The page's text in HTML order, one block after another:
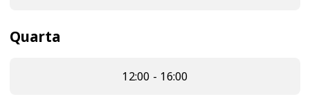
Quarta
12:00 - 16:00